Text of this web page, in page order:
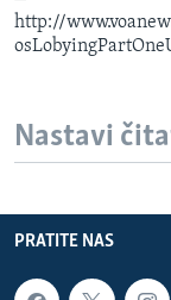
http://
Nastavi
PRATITE NAS